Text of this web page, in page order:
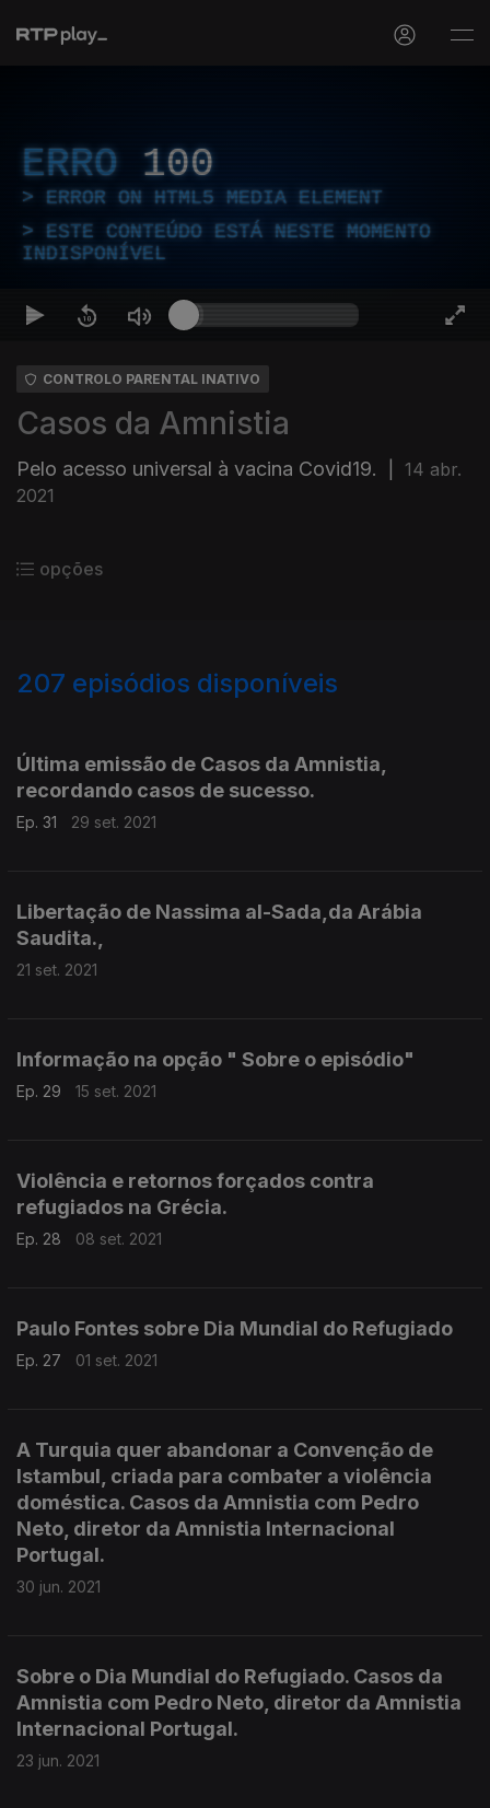
ERRO 100
ERROR ON HTML5 MEDIA ELEMENT
ESTE CONTEÚDO ESTÁ NESTE MOMENTO
INDISPONÍVEL
CONTROLO PARENTAL INATIVO
Casos da Amnistia
Pelo acesso universal à vacina Covid19.
14 abr.
2021
opções
207 episódios disponíveis
Última emissão de Casos da Amnistia,
recordando casos de sucesso.
Ep. 31 29 set. 2021
Libertação de Nassima al-Sada,da Arábia
Saudita.,
21 set. 2021
Informação na opção " Sobre o episódio"
Ep. 29 15 set. 2021
Violência e retornos forçados contra
refugiados na Grécia.
Ep. 28 08 set. 2021
Paulo Fontes sobre Dia Mundial do Refugiado
Ep. 27 01 set. 2021
A Turquia quer abandonar a Convenção de
Istambul, criada para combater a violência
doméstica. Casos da Amnistia com Pedro
Neto, diretor da Amnistia Internacional
Portugal.
30 jun. 2021
Sobre o Dia Mundial do Refugiado. Casos da
Amnistia com Pedro Neto, diretor da Amnistia
Internacional Portugal.
23 jun. 2021